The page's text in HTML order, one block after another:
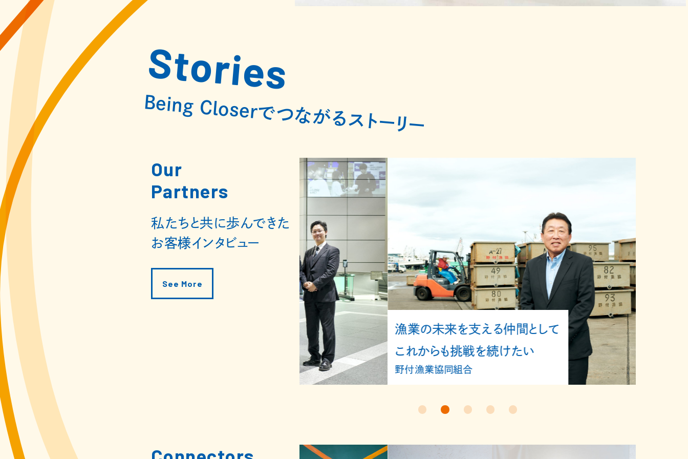
Stories
Being Closerでつながるストーリー
Our
Partners
私たちと共に歩んできた
お客様インタビュー
See More
根差したネットワークを生かして
DX推進のパートナーに
株式会社
漁業の未来を支える仲間として
これからも挑戦を続けたい
野付漁業協同組合